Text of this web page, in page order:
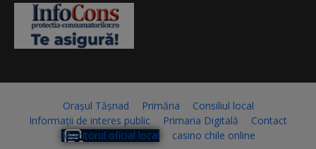
Orașul Tășnad Primăria
Consiliul local
Informații de interes public
Primaria Digitală
Contact
Monitorul oficial local
casino chile online